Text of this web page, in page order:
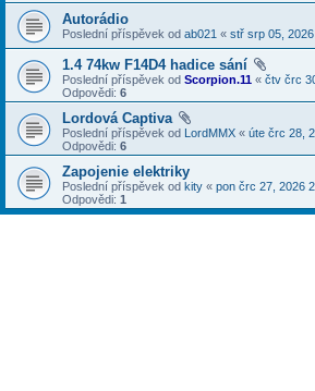
Autorádio
Poslední příspěvek od ab021 « stř srp 05, 2026
1.4 74kw F14D4 hadice sání
Poslední příspěvek od Scorpion.11 « čtv črc
Odpovědi: 6
Lordová Captiva
Poslední příspěvek od LordMMX « úte črc 28,
Odpovědi: 6
Zapojenie elektriky
Poslední příspěvek od kity « pon črc 27, 2026
Odpovědi: 1